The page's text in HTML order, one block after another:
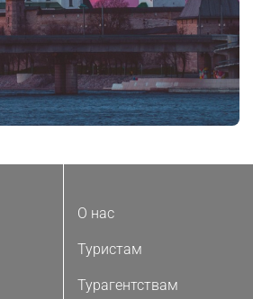
О нас
Туристам
Турагентствам